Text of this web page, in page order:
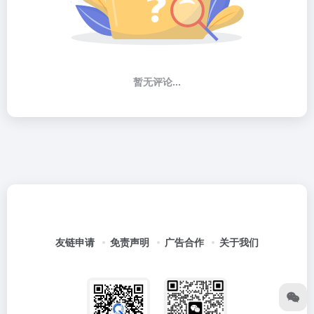
暂无评论...
友链申请 免责声明 广告合作 关于我们